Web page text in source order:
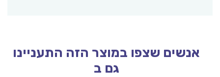
אנשים שצפו במוצר הזה התעניינו
גם ב